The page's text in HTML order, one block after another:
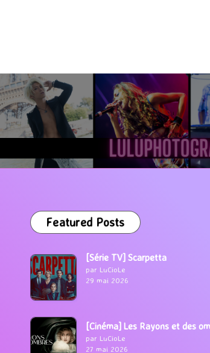
Featured Posts
[Série TV] Scarpetta
par LuCioLe
29 mai 2026
[Cinéma] Les Rayons et des
par LuCioLe
27 mai 2026